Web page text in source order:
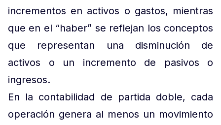
incrementos en activos o gastos, mientras
que en el “haber” se reflejan los conceptos
que representan una disminución de
activos o un incremento de pasivos o
ingresos.
En la contabilidad de partida doble, cada
operación genera al menos un movimiento